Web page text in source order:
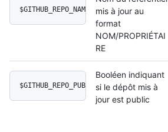
$GITHUB_REPO_NAME
mis à jour au
format
NOM/PROPRIÉTAI
RE
$GITHUB_REPO_PUBLIC
Booléen indiquant
si le dépôt mis à
jour est public